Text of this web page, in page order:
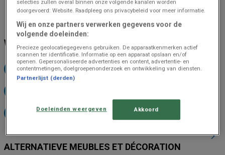
verifiërenen de meest
voordelige winkeloptie te
kiezen.
omuw huishoudelijke
uitgaven te optimaliseren
WINKELS BIJ U IN DE BUURT
KWANTUM IN HASSELT KWANTUM IN ROULERS
KWANTUM IN KUURNE KWANTUM IN TIELT-WINGE
ALTERNATIEVE MEUBLES ET DÉCORATION
selecties zullen overal binnen onze volgende kanalen worden
doorgevoerd: Website. Raadpleeg ons privacybeleid voor meer informatie.
Wij en onze partners verwerken gegevens voor de
volgende doeleinden:
Precieze geolocatiegegevens gebruiken. De apparaatkenmerken actief
scannen ter identificatie. Informatie op een apparaat opslaan en/of
openen. Gepersonaliseerde advertenties en content, advertentie- en
contentmetingen, doelgroepenonderzoek en ontwikkeling van diensten.
Partnerlijst (derden)
Doeleinden weergeven Akkoord